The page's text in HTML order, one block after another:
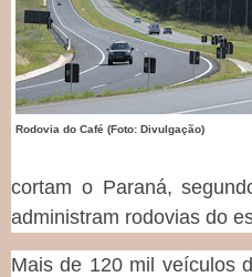
Rodovia do Café (Foto: Divulgação)
cortam o Paraná,
administram rodovias do
Mais de 120 mil veículos